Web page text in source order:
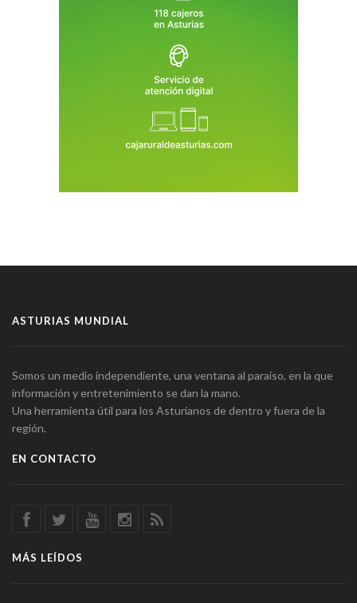
ASTURIAS MUNDIAL
Somos un medio independiente, una ventana al paraíso, en la que
información y entretenimiento se dan la mano.
Una herramienta útil para los Asturianos de dentro y fuera de la
región.
EN CONTACTO
MÁS LEÍDOS